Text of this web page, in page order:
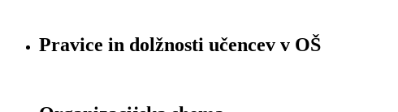
Pravice in dolžnosti učencev v OŠ